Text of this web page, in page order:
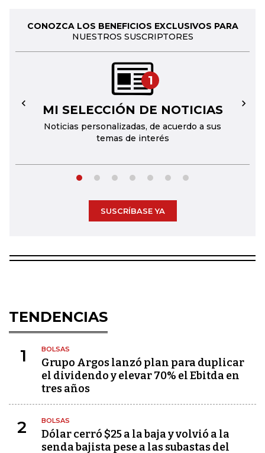
CONOZCA LOS BENEFICIOS EXCLUSIVOS PARA
NUESTROS SUSCRIPTORES
1
MI SELECCIÓN DE NOTICIAS
Noticias personalizadas, de acuerdo a sus
temas de interés
← →
SUSCRÍBASE YA
TENDENCIAS
1 BOLSAS
Grupo Argos lanzó plan para duplicar
el dividendo y elevar 70% el Ebitda en
tres años
2 BOLSAS
Dólar cerró $25 a la baja y volvió a la
senda bajista pese a las subastas del